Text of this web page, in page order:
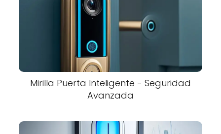
Mirilla Puerta Inteligente - Seguridad
Avanzada